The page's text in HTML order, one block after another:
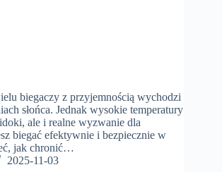
biegaczy z przyjemnością wychodzi
słońca. Jednak wysokie temperatury
ale i realne wyzwanie dla
biegać efektywnie i bezpiecznie w
jak chronić…
2025-11-03